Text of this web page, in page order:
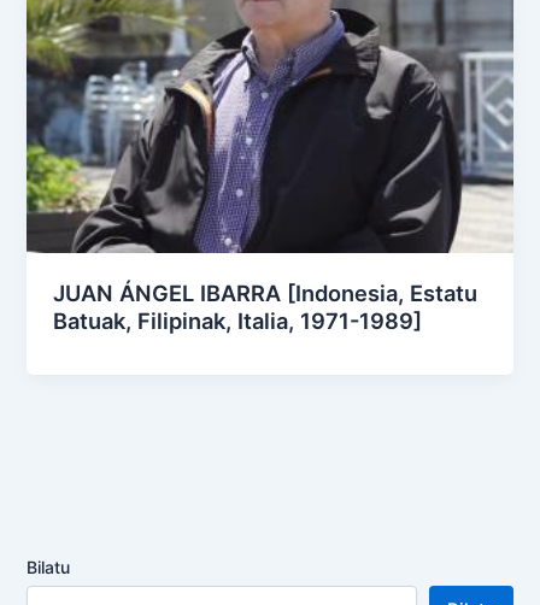
JUAN ÁNGEL IBARRA [Indonesia, Estatu
Batuak, Filipinak, Italia, 1971-1989]
Bilatu